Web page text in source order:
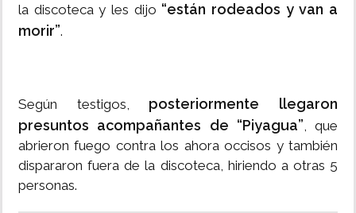
la discoteca y les dijo “están rodeados y van a
morir”.
Según testigos, posteriormente llegaron
presuntos acompañantes de “Piyagua”, que
abrieron fuego contra los ahora occisos y también
dispararon fuera de la discoteca, hiriendo a otras 5
personas.